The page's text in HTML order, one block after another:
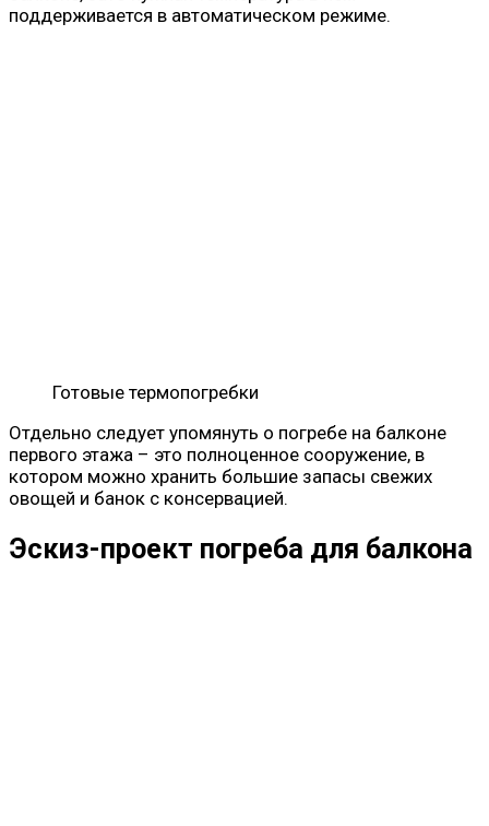
поддерживается в автоматическом режиме.
Готовые термопогребки
Отдельно следует упомянуть о погребе на балконе
первого этажа – это полноценное сооружение, в
котором можно хранить большие запасы свежих
овощей и банок с консервацией.
Эскиз-проект погреба для балкона